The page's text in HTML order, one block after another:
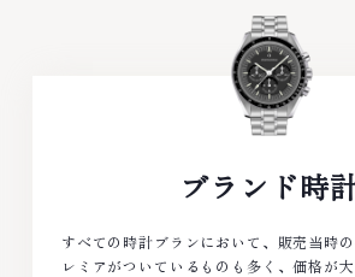
ブランド時
すべての時計ブランにおいて、販売当時
レミアがついているものも多く、価格が